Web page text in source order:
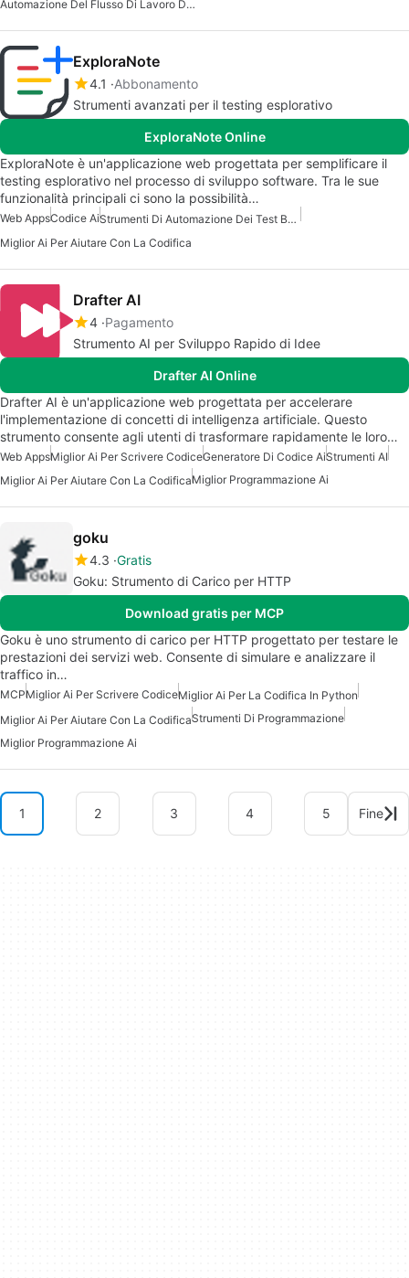
Automazione Del Flusso Di Lavoro Del Server Mcp
ExploraNote
4.1
Abbonamento
Strumenti avanzati per il testing esplorativo
ExploraNote Online
ExploraNote è un'applicazione web progettata per semplificare il
testing esplorativo nel processo di sviluppo software. Tra le sue
funzionalità principali ci sono la possibilità…
Web AppsCodice Ai
Strumenti Di Automazione Dei Test Basati Su AI
Miglior Ai Per Aiutare Con La Codifica
Drafter AI
4 Pagamento
Strumento AI per Sviluppo Rapido di Idee
Drafter AI Online
Drafter AI è un'applicazione web progettata per accelerare
l'implementazione di concetti di intelligenza artificiale. Questo
strumento consente agli utenti di trasformare rapidamente le loro…
Web AppsMiglior Ai Per Scrivere CodiceGeneratore Di Codice AiStrumenti AI
Miglior Ai Per Aiutare Con La CodificaMiglior Programmazione Ai
goku
4.3 Gratis
Goku: Strumento di Carico per HTTP
Download gratis per MCP
Goku è uno strumento di carico per HTTP progettato per testare le
prestazioni dei servizi web. Consente di simulare e analizzare il
traffico in…
MCPMiglior Ai Per Scrivere CodiceMiglior Ai Per La Codifica In Python
Miglior Ai Per Aiutare Con La CodificaStrumenti Di Programmazione
Miglior Programmazione Ai
1 2 3 4 5 Fine